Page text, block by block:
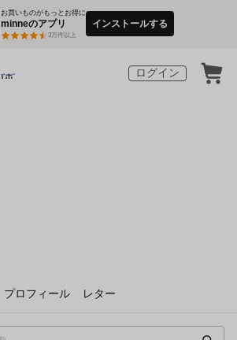
お買いものがもっとお得に
minneのアプリ
3万件以上
インストールする
ログイン
プロフィール レター